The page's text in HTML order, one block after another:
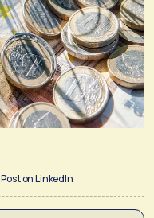
Post on LinkedIn